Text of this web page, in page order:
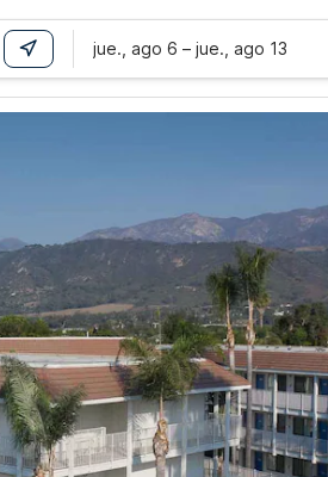
jue., ago 6 – jue., ago 13